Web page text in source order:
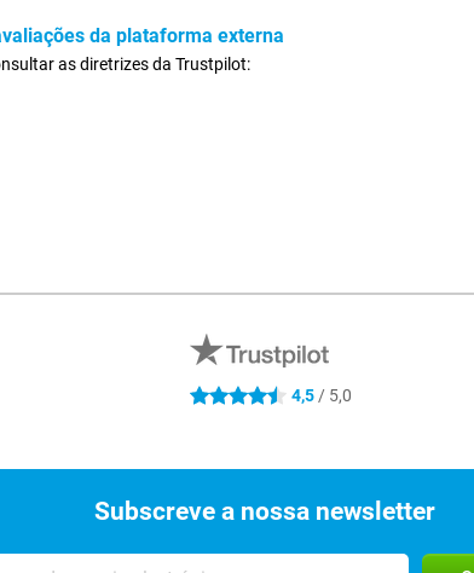
da plataforma externa
as diretrizes da Trustpilot:
4.5 estrelas 4,5 / 5,0
Subscreve a nossa newsletter